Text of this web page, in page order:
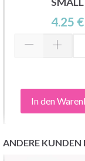
4.25 €
In den
ANDERE